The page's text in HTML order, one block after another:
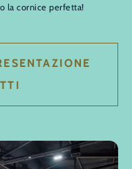
la cornice perfetta!